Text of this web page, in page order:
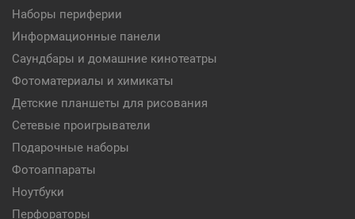
Наборы периферии
Информационные панели
Саундбары и домашние кинотеатры
Фотоматериалы и химикаты
Детские планшеты для рисования
Сетевые проигрыватели
Подарочные наборы
Фотоаппараты
Ноутбуки
Перфораторы